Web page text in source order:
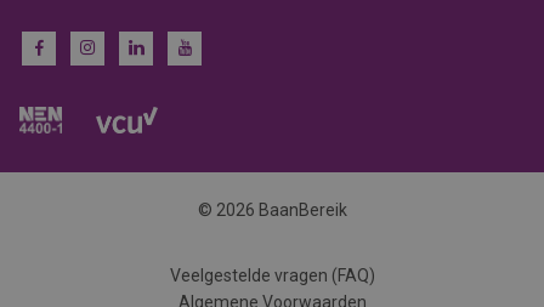
© 2026 BaanBereik
Veelgestelde vragen (FAQ)
Algemene Voorwaarden